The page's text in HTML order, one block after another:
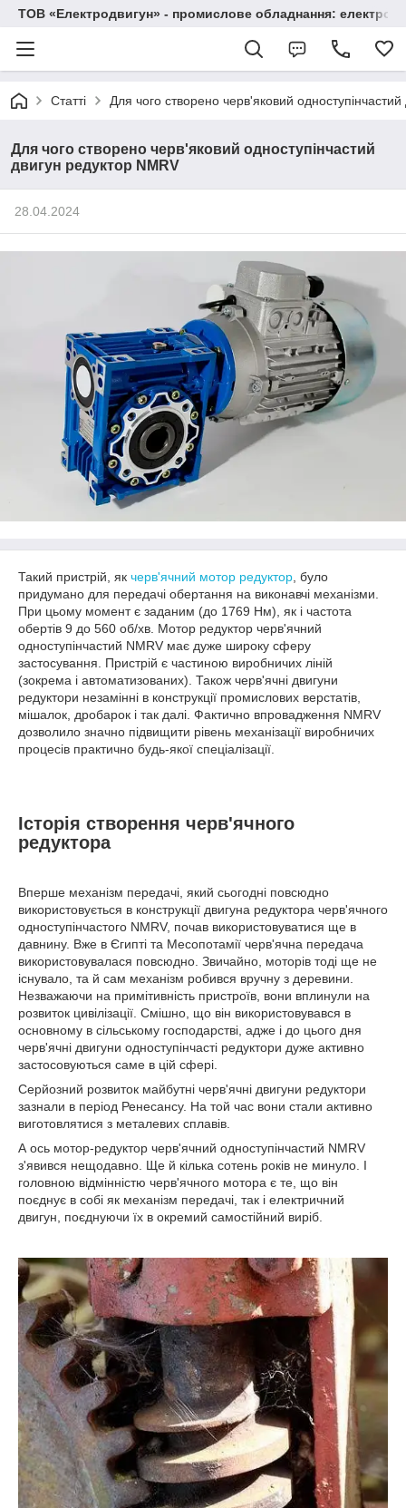
ТОВ «Електродвигун» - промислове обладнання:
Статті Для чого створено черв'яковий
Для чого створено черв'яковий одноступінчастий
двигун редуктор NMRV
28.04.2024
Такий пристрій, як черв'ячний мотор редуктор , було
придумано для передачі обертання на виконавчі механізми.
При цьому момент є заданим (до 1769 Нм), як і частота
обертів 9 до 560 об/хв. Мотор редуктор черв'ячний
одноступінчастий NMRV має дуже широку сферу
застосування. Пристрій є частиною виробничих ліній
(зокрема і автоматизованих). Також черв'ячні двигуни
редуктори незамінні в конструкції промислових верстатів,
мішалок, дробарок і так далі. Фактично впровадження NMRV
дозволило значно підвищити рівень механізації виробничих
процесів практично будь-якої спеціалізації.
Історія створення черв'ячного
редуктора
Вперше механізм передачі, який сьогодні повсюдно
використовується в конструкції двигуна редуктора черв'ячного
одноступінчастого NMRV, почав використовуватися ще в
давнину. Вже в Єгипті та Месопотамії черв'ячна передача
використовувалася повсюдно. Звичайно, моторів тоді ще не
існувало, та й сам механізм робився вручну з деревини.
Незважаючи на примітивність пристроїв, вони вплинули на
розвиток цивілізації. Смішно, що він використовувався в
основному в сільському господарстві, адже і до цього дня
черв'ячні двигуни одноступінчасті редуктори дуже активно
застосовуються саме в цій сфері.
Серйозний розвиток майбутні черв'ячні двигуни редуктори
зазнали в період Ренесансу. На той час вони стали активно
виготовлятися з металевих сплавів.
А ось мотор-редуктор черв'ячний одноступінчастий NMRV
з'явився нещодавно. Ще й кілька сотень років не минуло. І
головною відмінністю черв'ячного мотора є те, що він
поєднує в собі як механізм передачі, так і електричний
двигун, поєднуючи їх в окремий самостійний виріб.